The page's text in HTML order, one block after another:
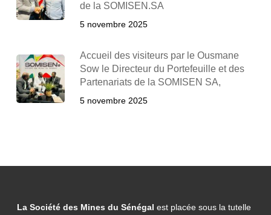
de la SOMISEN.SA
5 novembre 2025
Accueil des visiteurs par le Ousmane
Sow le Directeur du Portefeuille et des
Partenariats de la SOMISEN SA,
5 novembre 2025
La Société des Mines du Sénégal est placée sous la tutelle